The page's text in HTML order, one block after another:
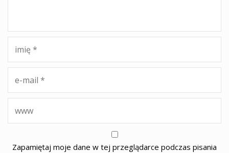
Zapamiętaj moje dane w tej przeglądarce podczas pisania